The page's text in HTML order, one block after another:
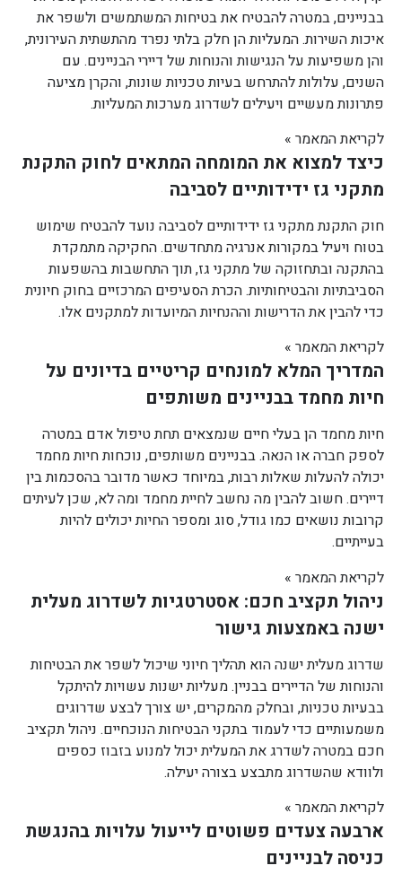
בבניינים, במטרה להבטיח את בטיחות המשתמשים ולשפר את
איכות השירות. המעליות הן חלק בלתי נפרד מהתשתית העירונית,
והן משפיעות על הנגישות והנוחות של דיירי הבניינים. עם
השנים, עלולות להתרחש בעיות טכניות שונות, והקרן מציעה
פתרונות מעשיים ויעילים לשדרוג מערכות המעליות.
לקריאת המאמר »
כיצד למצוא את המומחה המתאים לחוק התקנת
מתקני גז ידידותיים לסביבה
חוק התקנת מתקני גז ידידותיים לסביבה נועד להבטיח שימוש
בטוח ויעיל במקורות אנרגיה מתחדשים. החקיקה מתמקדת
בהתקנה ובתחזוקה של מתקני גז, תוך התחשבות בהשפעות
הסביבתיות והבטיחותיות. הכרת הסעיפים המרכזיים בחוק חיונית
כדי להבין את הדרישות וההנחיות המיועדות למתקנים אלו.
לקריאת המאמר »
המדריך המלא למונחים קריטיים בדיונים על
חיות מחמד בבניינים משותפים
חיות מחמד הן בעלי חיים שנמצאים תחת טיפול אדם במטרה
לספק חברה או הנאה. בבניינים משותפים, נוכחות חיות מחמד
יכולה להעלות שאלות רבות, במיוחד כאשר מדובר בהסכמות בין
דיירים. חשוב להבין מה נחשב לחיית מחמד ומה לא, שכן לעיתים
קרובות נושאים כמו גודל, סוג ומספר החיות יכולים להיות
בעייתיים.
לקריאת המאמר »
ניהול תקציב חכם: אסטרטגיות לשדרוג מעלית
ישנה באמצעות גישור
שדרוג מעלית ישנה הוא תהליך חיוני שיכול לשפר את הבטיחות
והנוחות של הדיירים בבניין. מעליות ישנות עשויות להיתקל
בבעיות טכניות, ובחלק מהמקרים, יש צורך לבצע שדרוגים
משמעותיים כדי לעמוד בתקני הבטיחות הנוכחיים. ניהול תקציב
חכם במטרה לשדרג את המעלית יכול למנוע בזבוז כספים
ולוודא שהשדרוג מתבצע בצורה יעילה.
לקריאת המאמר »
ארבעה צעדים פשוטים לייעול עלויות בהנגשת
כניסה לבניינים